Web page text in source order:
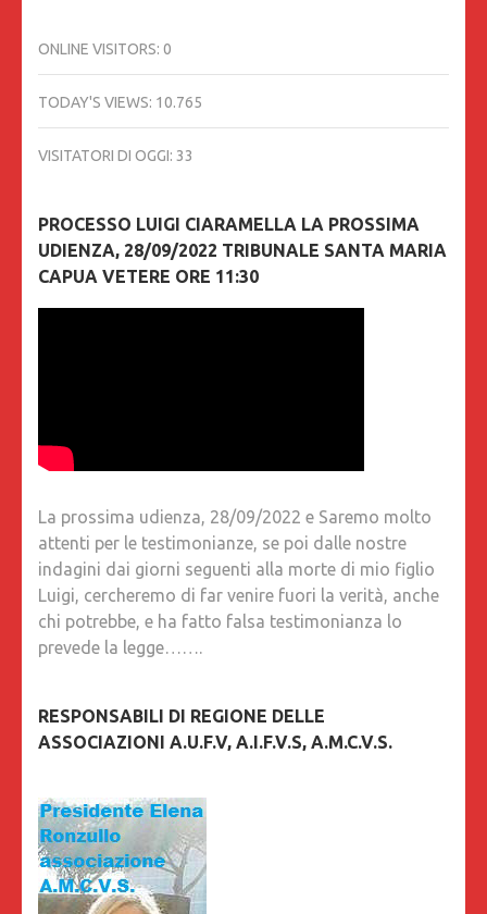
ONLINE VISITORS: 0
TODAY'S VIEWS: 10.765
VISITATORI DI OGGI: 33
PROCESSO LUIGI CIARAMELLA LA PROSSIMA
UDIENZA, 28/09/2022 TRIBUNALE SANTA MARIA
CAPUA VETERE ORE 11:30
La prossima udienza, 28/09/2022 e Saremo molto
attenti per le testimonianze, se poi dalle nostre
indagini dai giorni seguenti alla morte di mio figlio
Luigi, cercheremo di far venire fuori la verità, anche
chi potrebbe, e ha fatto falsa testimonianza lo
prevede la legge…….
RESPONSABILI DI REGIONE DELLE
ASSOCIAZIONI A.U.F.V, A.I.F.V.S, A.M.C.V.S.